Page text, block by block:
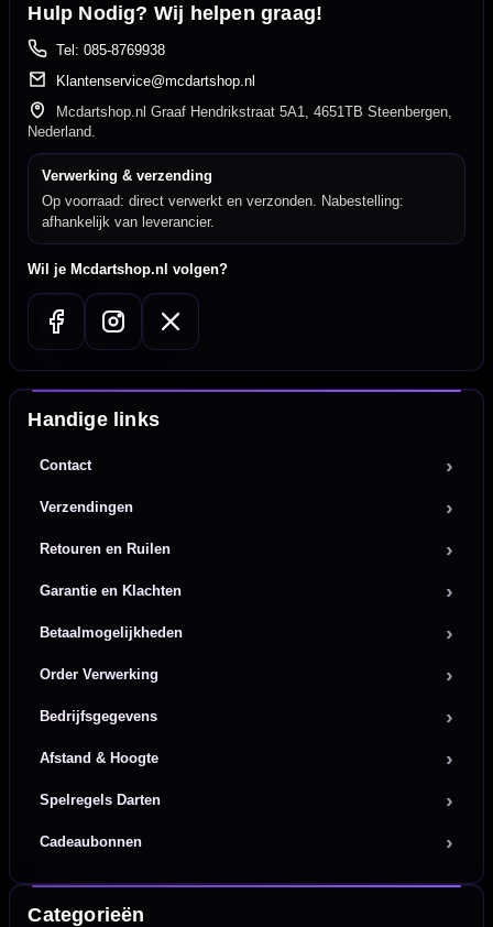
Hulp Nodig? Wij helpen graag!
Tel: 085-8769938
Klantenservice@mcdartshop.nl
Mcdartshop.nl Graaf Hendrikstraat 5A1, 4651TB Steenbergen,
Nederland.
Verwerking & verzending
Op voorraad: direct verwerkt en verzonden. Nabestelling:
afhankelijk van leverancier.
Wil je Mcdartshop.nl volgen?
Handige links
Contact
Verzendingen
Retouren en Ruilen
Garantie en Klachten
Betaalmogelijkheden
Order Verwerking
Bedrijfsgegevens
Afstand & Hoogte
Spelregels Darten
Cadeaubonnen
Categorieën